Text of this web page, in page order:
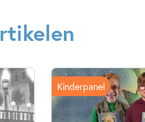
Kinderpanel